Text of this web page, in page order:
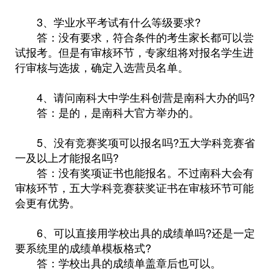
3、学业水平考试有什么等级要求?
答：没有要求，符合条件的考生家长都可以尝
试报考。但是有审核环节，专家组将对报名学生进
行审核与选拔，确定入选营员名单。
4、请问南科大中学生科创营是南科大办的吗?
答：是的，是南科大官方举办的。
5、没有竞赛奖项可以报名吗?五大学科竞赛省
一及以上才能报名吗?
答：没有奖项证书也能报名。不过南科大会有
审核环节，五大学科竞赛获奖证书在审核环节可能
会更有优势。
6、可以直接用学校出具的成绩单吗?还是一定
要系统里的成绩单模板格式?
答：学校出具的成绩单盖章后也可以。